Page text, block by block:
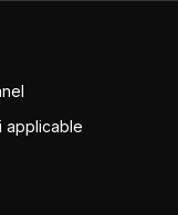
applicable